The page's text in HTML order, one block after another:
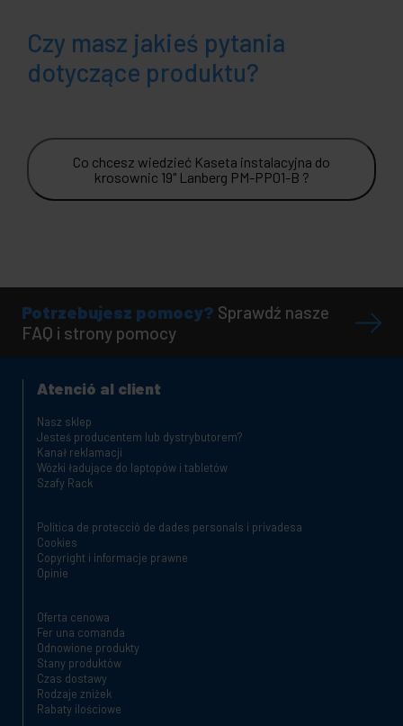
Czy masz jakieś pytania
dotyczące produktu?
Co chcesz wiedzieć Kaseta instalacyjna do
krosownic 19" Lanberg PM-PP01-B ?
Potrzebujesz pomocy? Sprawdź nasze
FAQ i strony pomocy
Atenció al client
Nasz sklep
Jesteś producentem lub dystrybutorem?
Kanał reklamacji
Wózki ładujące do laptopów i tabletów
Szafy Rack
Política de protecció de dades personals i privadesa
Cookies
Copyright i informacje prawne
Opinie
Oferta cenowa
Fer una comanda
Odnowione produkty
Stany produktów
Czas dostawy
Rodzaje zniżek
Rabaty ilościowe